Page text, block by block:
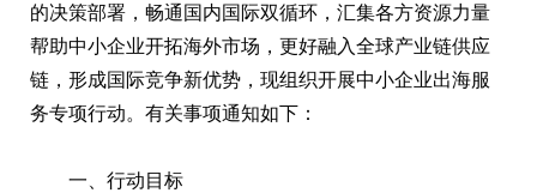
的决策部署，畅通国内国际双循环，汇集各方资源力量
帮助中小企业开拓海外市场，更好融入全球产业链供应
链，形成国际竞争新优势，现组织开展中小企业出海服
务专项行动。有关事项通知如下：
一、行动目标